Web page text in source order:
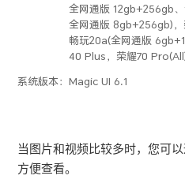
全网通版 12gb+256gb
全网通版 8gb+256gb)
畅玩20a(全网通版
40 Plus，荣耀70
系统版本：Magic UI 6.1
当图片和视频比较多时，您可
方便查看。